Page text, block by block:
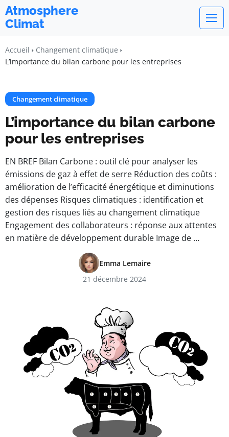
Atmosphere
Climat
Accueil
Changement climatique
L’importance du bilan carbone pour les entreprises
Changement climatique
L’importance du bilan carbone
pour les entreprises
EN BREF Bilan Carbone : outil clé pour analyser les
émissions de gaz à effet de serre Réduction des coûts :
amélioration de l’efficacité énergétique et diminutions
des dépenses Risques climatiques : identification et
gestion des risques liés au changement climatique
Engagement des collaborateurs : réponse aux attentes
en matière de développement durable Image de …
Emma Lemaire
21 décembre 2024